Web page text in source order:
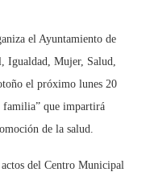
el Ayuntamiento de
Igualdad, Mujer, Salud,
el próximo lunes 20
familia” que impartirá
de la salud.
del Centro Municipal